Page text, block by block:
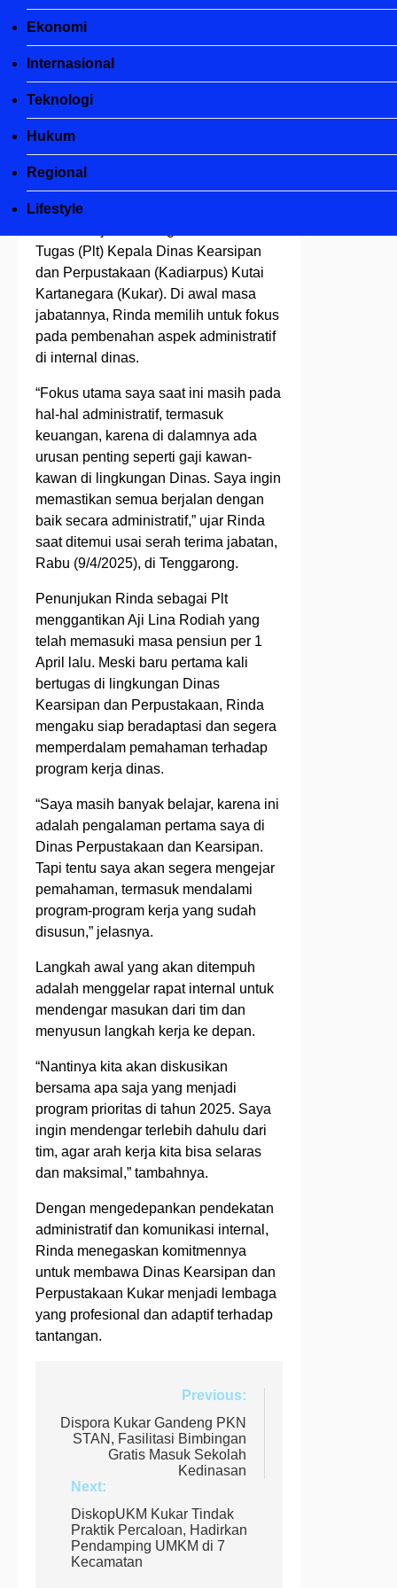
Ekonomi
Internasional
Teknologi
Hukum
Regional
Lifestyle
Kukar Fokus
Benahi
Administrasi
ago
Kabarintens
Tugas (Plt) Kepala Dinas Kearsipan
dan Perpustakaan (Kadiarpus) Kutai
Kartanegara (Kukar). Di awal masa
jabatannya, Rinda memilih untuk fokus
pada pembenahan aspek administratif
di internal dinas.
“Fokus utama saya saat ini masih pada
hal-hal administratif, termasuk
keuangan, karena di dalamnya ada
urusan penting seperti gaji kawan-
kawan di lingkungan Dinas. Saya ingin
memastikan semua berjalan dengan
baik secara administratif,” ujar Rinda
saat ditemui usai serah terima jabatan,
Rabu (9/4/2025), di Tenggarong.
Penunjukan Rinda sebagai Plt
menggantikan Aji Lina Rodiah yang
telah memasuki masa pensiun per 1
April lalu. Meski baru pertama kali
bertugas di lingkungan Dinas
Kearsipan dan Perpustakaan, Rinda
mengaku siap beradaptasi dan segera
memperdalam pemahaman terhadap
program kerja dinas.
“Saya masih banyak belajar, karena ini
adalah pengalaman pertama saya di
Dinas Perpustakaan dan Kearsipan.
Tapi tentu saya akan segera mengejar
pemahaman, termasuk mendalami
program-program kerja yang sudah
disusun,” jelasnya.
Langkah awal yang akan ditempuh
adalah menggelar rapat internal untuk
mendengar masukan dari tim dan
menyusun langkah kerja ke depan.
“Nantinya kita akan diskusikan
bersama apa saja yang menjadi
program prioritas di tahun 2025. Saya
ingin mendengar terlebih dahulu dari
tim, agar arah kerja kita bisa selaras
dan maksimal,” tambahnya.
Dengan mengedepankan pendekatan
administratif dan komunikasi internal,
Rinda menegaskan komitmennya
untuk membawa Dinas Kearsipan dan
Perpustakaan Kukar menjadi lembaga
yang profesional dan adaptif terhadap
tantangan.
pos
Previous:
Dispora Kukar Gandeng PKN
STAN, Fasilitasi Bimbingan
Gratis Masuk Sekolah
Kedinasan
Next:
DiskopUKM Kukar Tindak
Praktik Percaloan, Hadirkan
Pendamping UMKM di 7
Kecamatan